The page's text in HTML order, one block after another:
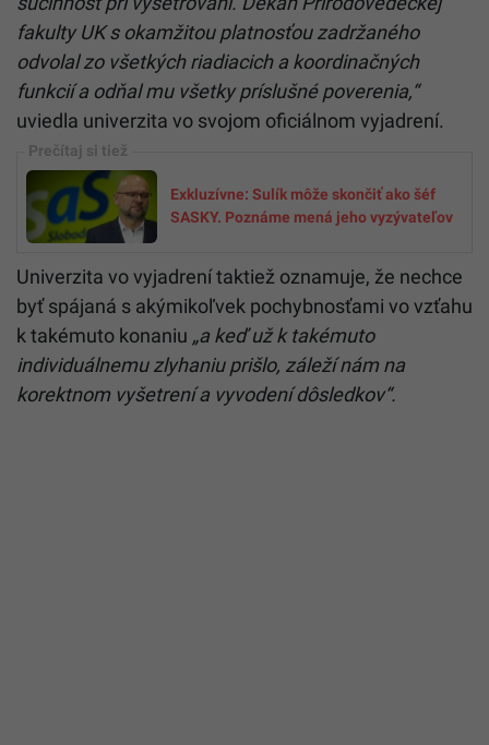
fakulty UK s okamžitou platnosťou zadržaného
odvolal zo všetkých riadiacich a koordinačných
funkcií a odňal mu všetky príslušné poverenia,“
uviedla univerzita vo svojom oficiálnom vyjadrení.
Exkluzívne: Sulík môže skončiť ako šéf
SASKY. Poznáme mená jeho vyzývateľov
Univerzita vo vyjadrení taktiež oznamuje, že nechce
byť spájaná s akýmikoľvek pochybnosťami vo vzťahu
k takémuto konaniu „a keď už k takémuto
individuálnemu zlyhaniu prišlo, záleží nám na
korektnom vyšetrení a vyvodení dôsledkov“.